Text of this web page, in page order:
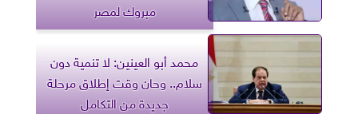
مبروك لمصر
محمد أبو العينين: لا تنمية دون
سلام.. وحان وقت إطلاق مرحلة
جديدة من التكامل